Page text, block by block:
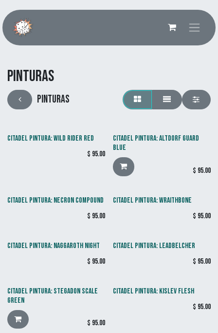
Pinturas
Pinturas
CITADEL PINTURA: WILD RIDER RED
$ 95.00
CITADEL PINTURA: ALTDORF GUARD
BLUE
$ 95.00
CITADEL PINTURA: NECRON COMPOUND
$ 95.00
CITADEL PINTURA: WRAITHBONE
$ 95.00
CITADEL PINTURA: NAGGAROTH NIGHT
$ 95.00
CITADEL PINTURA: LEADBELCHER
$ 95.00
CITADEL PINTURA: STEGADON SCALE
GREEN
$ 95.00
CITADEL PINTURA: KISLEV FLESH
$ 95.00